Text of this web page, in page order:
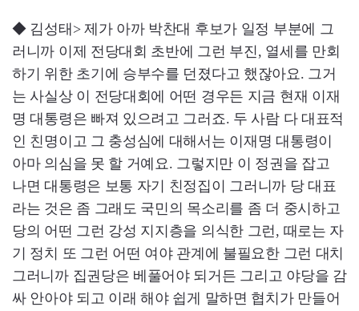
◆ 김성태> 제가 아까 박찬대 후보가 일정 부분에 그
러니까 이제 전당대회 초반에 그런 부진, 열세를 만회
하기 위한 초기에 승부수를 던졌다고 했잖아요. 그거
는 사실상 이 전당대회에 어떤 경우든 지금 현재 이재
명 대통령은 빠져 있으려고 그러죠. 두 사람 다 대표적
인 친명이고 그 충성심에 대해서는 이재명 대통령이
아마 의심을 못 할 거예요. 그렇지만 이 정권을 잡고
나면 대통령은 보통 자기 친정집이 그러니까 당 대표
라는 것은 좀 그래도 국민의 목소리를 좀 더 중시하고
당의 어떤 그런 강성 지지층을 의식한 그런, 때로는 자
기 정치 또 그런 어떤 여야 관계에 불필요한 그런 대치
그러니까 집권당은 베풀어야 되거든 그리고 야당을 감
싸 안아야 되고 이래 해야 쉽게 말하면 협치가 만들어